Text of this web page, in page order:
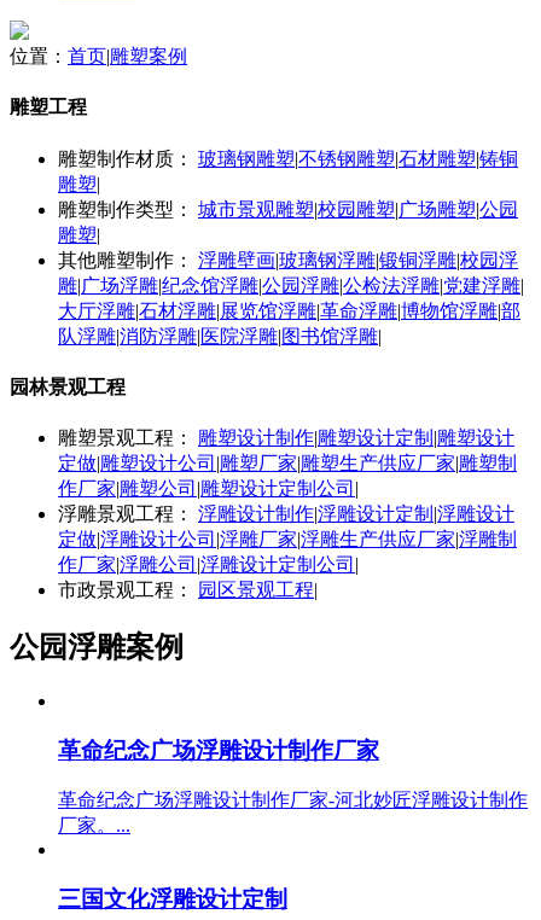
位置： 首页|雕塑案例
雕塑工程
雕塑制作材质： 玻璃钢雕塑|不锈钢雕塑|石材雕塑|铸铜
雕塑|
雕塑制作类型：
城市景观雕塑|校园雕塑|广场雕塑|公园
雕塑|
其他雕塑制作：
浮雕壁画|玻璃钢浮雕|锻铜浮雕|校园浮
雕|广场浮雕|纪念馆浮雕|公园浮雕|公检法浮雕|党建浮雕|
大厅浮雕|石材浮雕|展览馆浮雕|革命浮雕|博物馆浮雕|部
队浮雕|消防浮雕|医院浮雕|图书馆浮雕|
园林景观工程
雕塑景观工程： 雕塑设计制作|雕塑设计定制 |雕塑设计
定做|雕塑设计公司 |雕塑厂家|雕塑生产供应厂家|雕塑制
作厂家|雕塑公司 |雕塑设计定制公司 |
浮雕景观工程：
浮雕设计制作|浮雕设计定制 |浮雕设计
定做|浮雕设计公司 |浮雕厂家|浮雕生产供应厂家|浮雕制
作厂家|浮雕公司 |浮雕设计定制公司 |
市政景观工程：
园区景观工程|
公园浮雕案例
革命纪念广场浮雕设计制作厂家
革命纪念广场浮雕设计制作厂家-河北妙匠浮雕设计制作
厂家。...
三国文化浮雕设计定制